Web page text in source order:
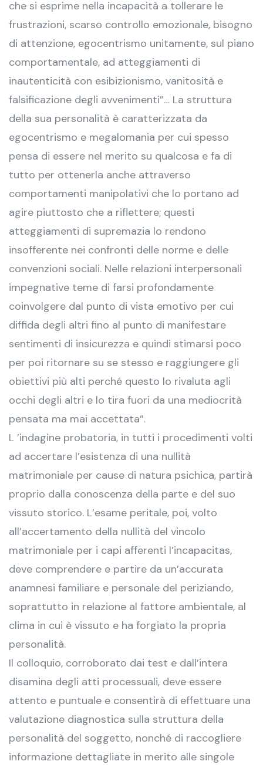
che si esprime nella incapacità a tollerare le
frustrazioni, scarso controllo emozionale, bisogno
di attenzione, egocentrismo unitamente, sul piano
comportamentale, ad atteggiamenti di
inautenticità con esibizionismo, vanitosità e
falsificazione degli avvenimenti”… La struttura
della sua personalità è caratterizzata da
egocentrismo e megalomania per cui spesso
pensa di essere nel merito su qualcosa e fa di
tutto per ottenerla anche attraverso
comportamenti manipolativi che lo portano ad
agire piuttosto che a riflettere; questi
atteggiamenti di supremazia lo rendono
insofferente nei confronti delle norme e delle
convenzioni sociali. Nelle relazioni interpersonali
impegnative teme di farsi profondamente
coinvolgere dal punto di vista emotivo per cui
diffida degli altri fino al punto di manifestare
sentimenti di insicurezza e quindi stimarsi poco
per poi ritornare su se stesso e raggiungere gli
obiettivi più alti perché questo lo rivaluta agli
occhi degli altri e lo tira fuori da una mediocrità
pensata ma mai accettata”.
L ’indagine probatoria, in tutti i procedimenti volti
ad accertare l’esistenza di una nullità
matrimoniale per cause di natura psichica, partirà
proprio dalla conoscenza della parte e del suo
vissuto storico. L’esame peritale, poi, volto
all’accertamento della nullità del vincolo
matrimoniale per i capi afferenti l’incapacitas,
deve comprendere e partire da un’accurata
anamnesi familiare e personale del periziando,
soprattutto in relazione al fattore ambientale, al
clima in cui è vissuto e ha forgiato la propria
personalità.
Il colloquio, corroborato dai test e dall’intera
disamina degli atti processuali, deve essere
attento e puntuale e consentirà di effettuare una
valutazione diagnostica sulla struttura della
personalità del soggetto, nonché di raccogliere
informazione dettagliate in merito alle singole